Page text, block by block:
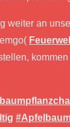
weiter an